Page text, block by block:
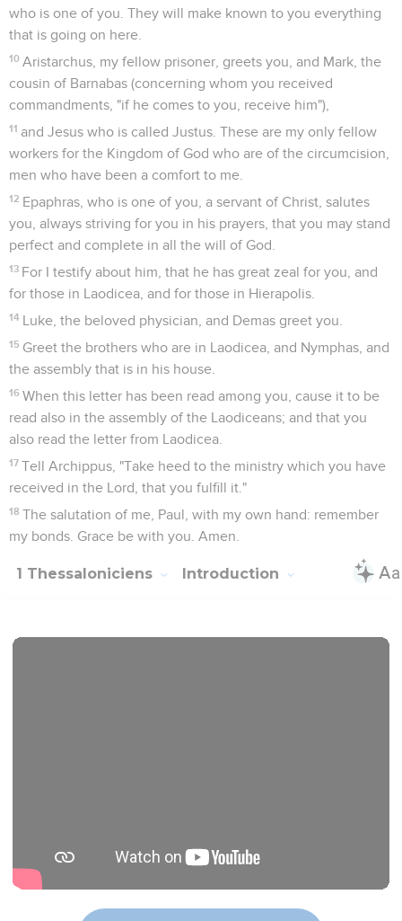
who is one of you. They will make known to you everything
that is going on here.
10 Aristarchus, my fellow prisoner, greets you, and Mark, the
cousin of Barnabas (concerning whom you received
commandments, "if he comes to you, receive him"),
11 and Jesus who is called Justus. These are my only fellow
workers for the Kingdom of God who are of the circumcision,
men who have been a comfort to me.
12 Epaphras, who is one of you, a servant of Christ, salutes
you, always striving for you in his prayers, that you may stand
perfect and complete in all the will of God.
13 For I testify about him, that he has great zeal for you, and
for those in Laodicea, and for those in Hierapolis.
14 Luke, the beloved physician, and Demas greet you.
15 Greet the brothers who are in Laodicea, and Nymphas, and
the assembly that is in his house.
16 When this letter has been read among you, cause it to be
read also in the assembly of the Laodiceans; and that you
also read the letter from Laodicea.
17 Tell Archippus, "Take heed to the ministry which you have
received in the Lord, that you fulfill it."
18 The salutation of me, Paul, with my own hand: remember
my bonds. Grace be with you. Amen.
1 Thessaloniciens Introduction